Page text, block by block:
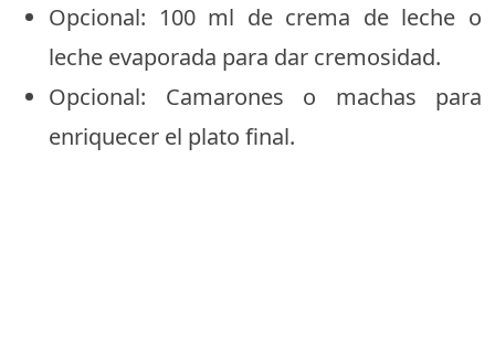
Opcional: 100 ml de crema de leche o
leche evaporada para dar cremosidad.
Opcional: Camarones o machas para
enriquecer el plato final.